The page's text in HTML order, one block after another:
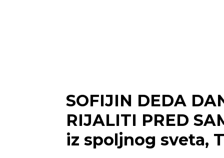
SOFIJIN DEDA
RIJALITI PRED
iz spoljnog sveta,